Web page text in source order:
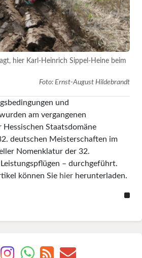
hier Karl-Heinrich Sippel-Heine beim
Foto: Ernst-August Hildebrandt
und
am vergangenen
Staatsdomäne
deutschen Meisterschaften im
Nomenklatur der 32.
– durchgeführt.
können Sie hier herunterladen.